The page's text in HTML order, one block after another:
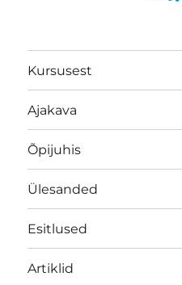
Kursusest
Ajakava
Õpijuhis
Ülesanded
Esitlused
Artiklid